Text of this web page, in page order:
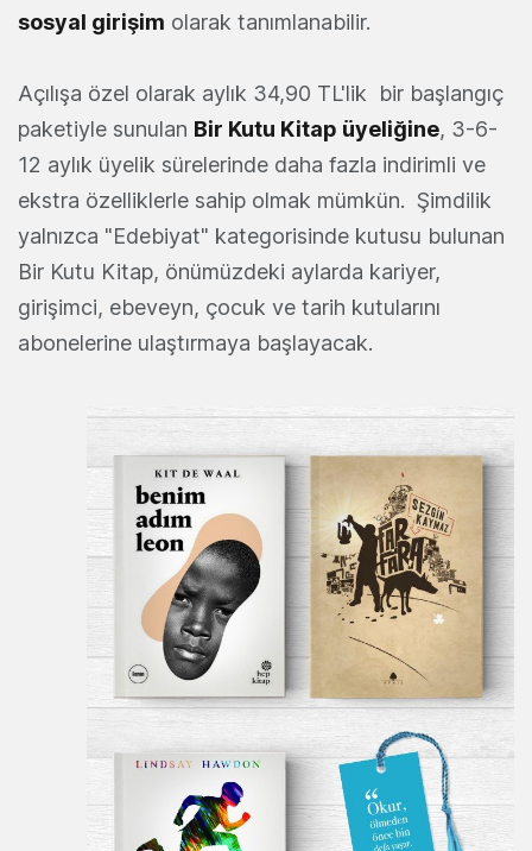
sosyal girişim olarak tanımlanabilir.
Açılışa özel olarak aylık 34,90 TL'lik bir başlangıç
paketiyle sunulan Bir Kutu Kitap üyeliğine, 3-6-
12 aylık üyelik sürelerinde daha fazla indirimli ve
ekstra özelliklerle sahip olmak mümkün. Şimdilik
yalnızca "Edebiyat" kategorisinde kutusu bulunan
Bir Kutu Kitap, önümüzdeki aylarda kariyer,
girişimci, ebeveyn, çocuk ve tarih kutularını
abonelerine ulaştırmaya başlayacak.